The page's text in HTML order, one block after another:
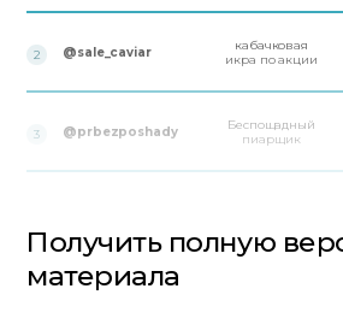
2 @sale_caviar
кабачковая
икра по акции
3 @prbezposhady
Беспощадный
пиарщик
Получить полную
материала